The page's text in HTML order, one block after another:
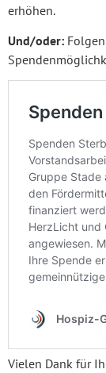
erhöhen.
Und/oder:
Vielen Dank für